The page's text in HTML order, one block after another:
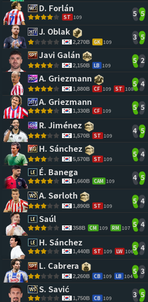
D. Forlán
ST 109 5 5
J. Oblak
2,270B GK 109
3 5
Javi Galán
2,150B LB 109
5 2
A. Griezmann
1,880B CF 109 ST 108
5 4
A. Griezmann
1,330B CF 109 5 5
R. Jiménez
1,570B ST 109
4 5
H. Sánchez
5,570B ST 109
5 4
É. Banega
1,660B CAM 109 4 5
A. Sørloth
1,890B ST 109
5 4
Saúl
358B CM 109 RM 107 5 4
H. Sánchez
1,440B ST 109 LW 1065 4
L. Cabrera
2,260B CB 109 LB 104
5 3
S. Savić
1,750B CB 109 3 5